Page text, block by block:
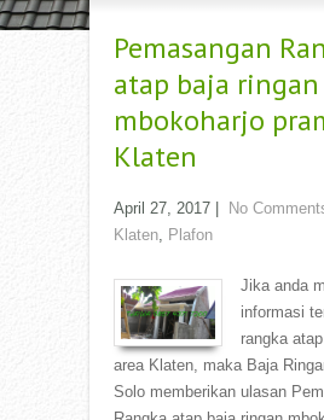
Pemasangan
atap baja ringan
mbokoharjo
Klaten
April 27, 2017 No
Klaten, Plafon
Jika anda
informasi
rangka
area Klaten, maka Baja
Solo memberikan ulasan